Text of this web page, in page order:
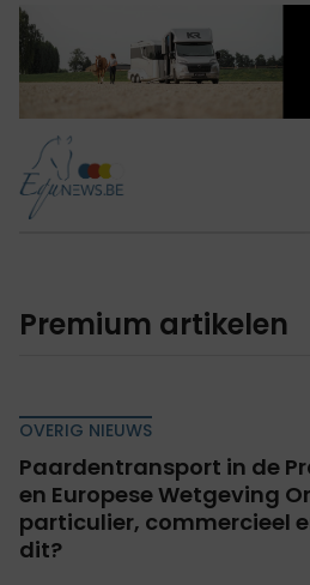
Premium artikelen
OVERIG NIEUWS
Paardentransport in de
en Europese Wetgeving
particulier, commercieel
dit?